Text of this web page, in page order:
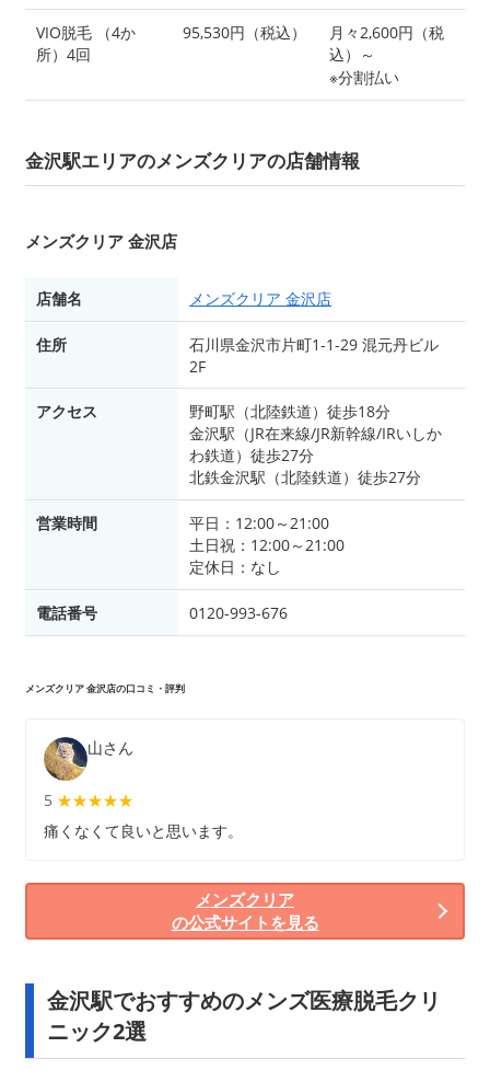
VIO脱毛 （4か
所）4回
95,530円（税込）
月々2,600円（税
込）～
※分割払い
金沢駅エリアのメンズクリアの店舗情報
メンズクリア 金沢店
店舗名 メンズクリア 金沢店
住所
石川県金沢市片町1-1-29 混元丹ビル
2F
アクセス
野町駅（北陸鉄道）徒歩18分
金沢駅（JR在来線/JR新幹線/IRいしか
わ鉄道）徒歩27分
北鉄金沢駅（北陸鉄道）徒歩27分
営業時間
平日：12:00～21:00
土日祝：12:00～21:00
定休日：なし
電話番号 0120-993-676
メンズクリア 金沢店の口コミ・評判
山さん
5 ★★★★★
★★★★★
痛くなくて良いと思います。
メンズクリア
の公式サイトを見る
金沢駅でおすすめのメンズ医療脱毛クリ
ニック2選